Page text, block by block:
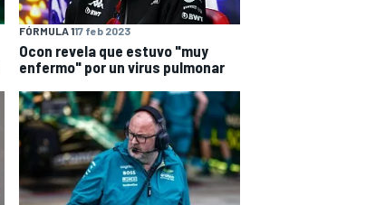
FÓRMULA 117 feb 2023
Ocon revela que estuvo "muy
enfermo" por un virus pulmonar